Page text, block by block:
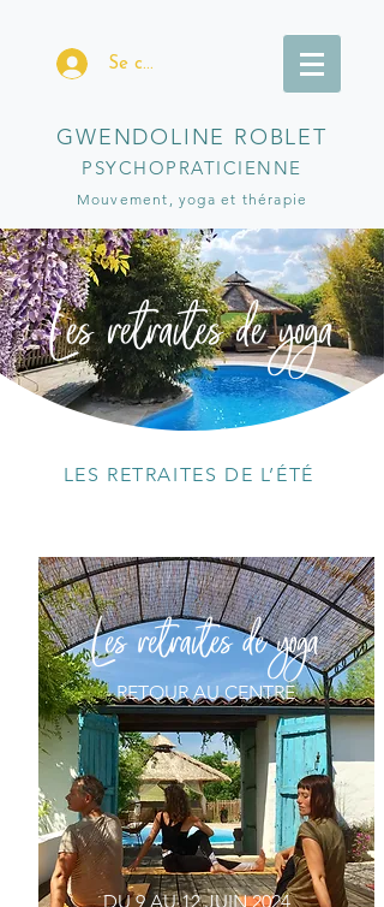
Se connecter
GWENDOLINE ROBLET
PSYCHOPRATICIENNE
Mouvement, yoga et thérapie
Les retraites de yoga
LES RETRAITES DE L’ÉTÉ
Les retraites de yoga
RETOUR AU CENTRE
DU 9 AU 12 JUIN 2024